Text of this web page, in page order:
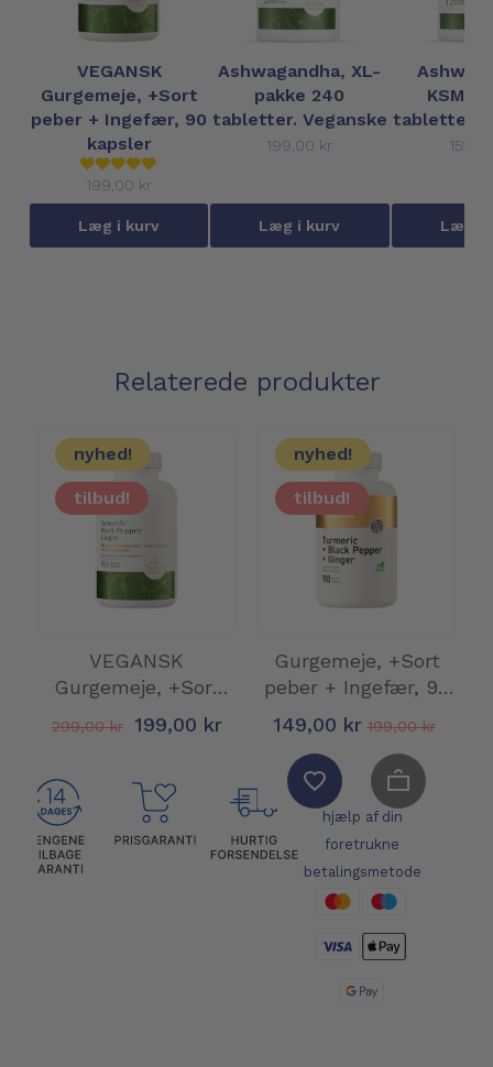
VEGANSK
Gurgemeje, +Sort
peber + Ingefær, 90
kapsler
199,00 kr
Læg i kurv
Ashwagandha, XL-
pakke 240
tabletter. Veganske
199,00 kr
Læg i kurv
KSM-
tabletter.
Læg i
Relaterede produkter
nyhed!
tilbud!
VEGANSK
Gurgemeje, +Sort
peber + Ingefær, 90
299,00 kr 199,00 kr
Betal sikkert ved
hjælp af din
foretrukne
betalingsmetode
nyhed!
tilbud!
Gurgemeje, +Sort
peber + Ingefær, 90
tabletter
149,00 kr 199,00 kr